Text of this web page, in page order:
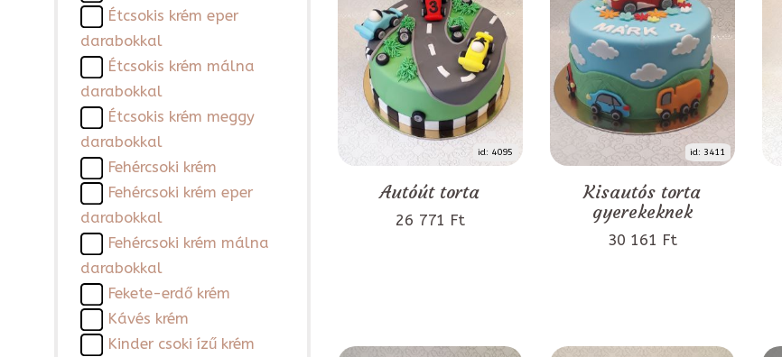
Étcsokis krém eper
darabokkal
Étcsokis krém málna
darabokkal
Étcsokis krém meggy
darabokkal
Fehércsoki krém
Fehércsoki krém eper
darabokkal
Fehércsoki krém málna
darabokkal
Fekete-erdő krém
Kávés krém
Kinder csoki ízű krém
id: 4095
Autóút torta
26 771 Ft
id: 3411
Kisautós torta
gyerekeknek
30 161 Ft